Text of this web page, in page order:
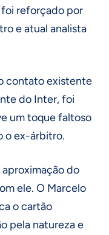
foi reforçado por
e atual analista
contato existente
do Inter, foi
um toque faltoso
o ex-árbitro.
aproximação do
ele. O Marcelo
o cartão
pela natureza e